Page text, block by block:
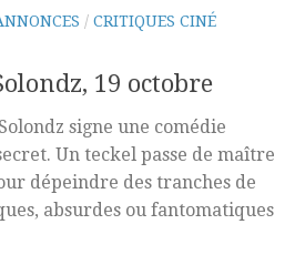
/ CRITIQUES CINÉ
19 octobre
signe une comédie
Un teckel passe de maître
dépeindre des tranches de
absurdes ou fantomatiques